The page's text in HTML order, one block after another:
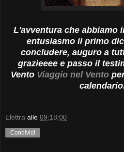
L'avventura che abbiamo
entusiasmo il primo
concludere, auguro a
grazieeee e passo il
Vento Viaggio nel Vento
Elettra alle 09:18:00
Condividi